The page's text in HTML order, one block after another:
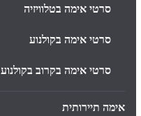
סרטי אימה בטלוויזיה
סרטי אימה בקולנוע
סרטי אימה בקרוב בקולנוע
אימה תיירותית